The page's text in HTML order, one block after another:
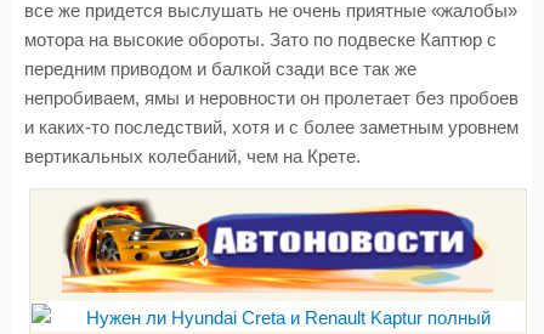
все же придется выслушать не очень приятные «жалобы»
мотора на высокие обороты. Зато по подвеске Каптюр с
передним приводом и балкой сзади все так же
непробиваем, ямы и неровности он пролетает без пробоев
и каких-то последствий, хотя и с более заметным уровнем
вертикальных колебаний, чем на Крете.